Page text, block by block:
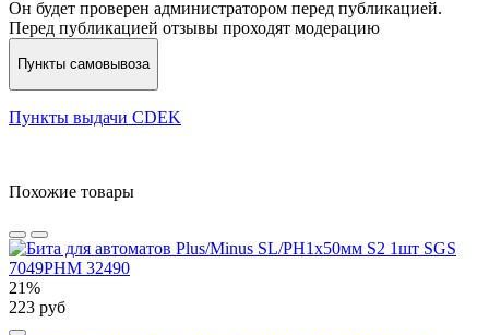
Он будет проверен администратором перед публикацией.
Перед публикацией отзывы проходят модерацию
Пункты самовывоза
Пункты выдачи CDEK
Похожие товары
21%
223 руб